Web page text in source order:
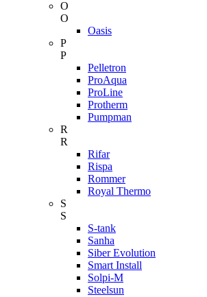
O
O
Oasis
P
P
Pelletron
ProAqua
ProLine
Protherm
Pumpman
R
R
Rifar
Rispa
Rommer
Royal Thermo
S
S
S-tank
Sanha
Siber Evolution
Smart Install
Solpi-M
Steelsun